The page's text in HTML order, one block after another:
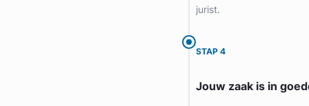
jurist.
STAP 4
Jouw zaak is in